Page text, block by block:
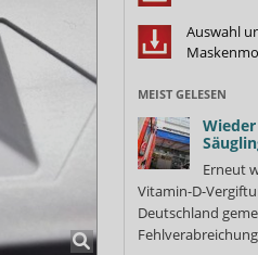
Auswahl
MEIST GELESEN
Erneut
Vitamin-D-
Deutschland